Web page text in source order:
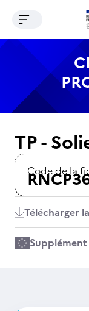
ContenuOuvrir le
TP -
Code de la
Télécharger
Supplément